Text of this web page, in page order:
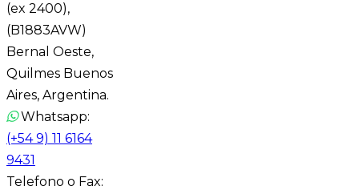
(ex 2400),
(B1883AVW)
Bernal Oeste,
Quilmes Buenos
Aires, Argentina.
Whatsapp:
(+54 9) 11 6164
9431
Telefono o Fax: